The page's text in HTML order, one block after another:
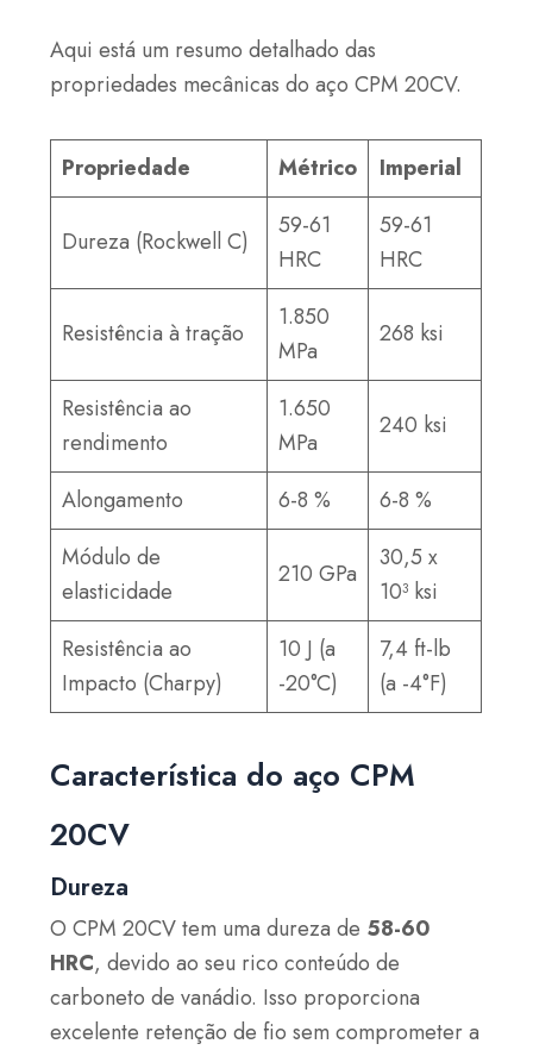
Aqui está um resumo detalhado das
propriedades mecânicas do aço CPM 20CV.
Propriedade Métrico Imperial
Dureza (Rockwell C)
59-61
HRC
59-61
HRC
Resistência à tração
1.850
MPa
268 ksi
Resistência ao
rendimento
1.650
MPa
240 ksi
Alongamento 6-8 %
6-8 %
Módulo de
elasticidade
210 GPa
30,5 x
10³ ksi
Resistência ao
Impacto (Charpy)
10 J (a
-20°C)
7,4 ft-lb
(a -4°F)
Característica do aço CPM
20CV
Dureza
O CPM 20CV tem uma dureza de 58-60
HRC, devido ao seu rico conteúdo de
carboneto de vanádio. Isso proporciona
excelente retenção de fio sem comprometer a